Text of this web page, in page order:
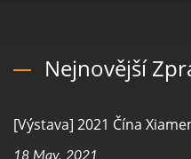
Nejnovější
[Výstava] 2021 Čína
18 May, 2021